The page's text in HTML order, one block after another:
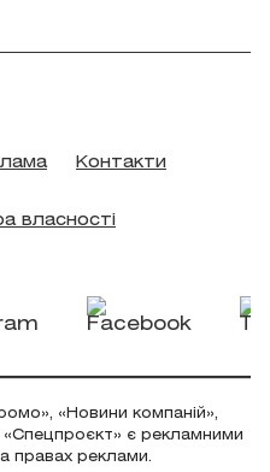
Контакти
власності
«Новини компаній»,
«Спецпроєкт» є рекламними
правах реклами.